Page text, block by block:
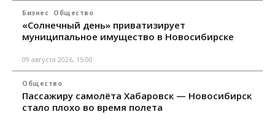
Бизнес Общество
«Солнечный день» приватизирует
муниципальное имущество в Новосибирске
09 августа 2026, 15:00
Общество
Пассажиру самолёта Хабаровск — Новосибирск
стало плохо во время полета